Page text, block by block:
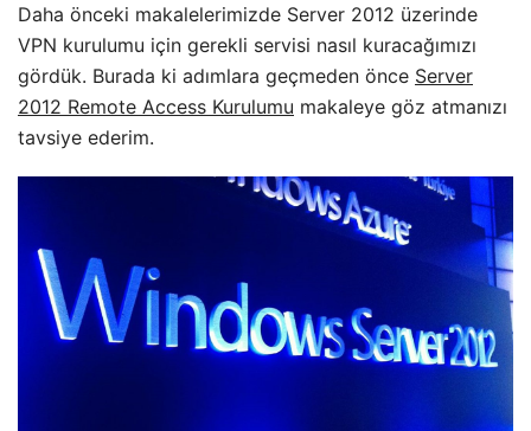
Daha önceki makalelerimizde Server 2012 üzerinde
VPN kurulumu için gerekli servisi nasıl kuracağımızı
gördük. Burada ki adımlara geçmeden önce Server
2012 Remote Access Kurulumu makaleye göz atmanızı
tavsiye ederim.